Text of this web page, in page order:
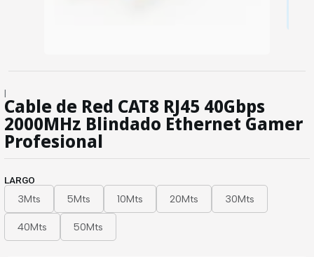
|
Cable de Red CAT8 RJ45 40Gbps
2000MHz Blindado Ethernet Gamer
Profesional
LARGO
3Mts 5Mts 10Mts 20Mts 30Mts
40Mts 50Mts